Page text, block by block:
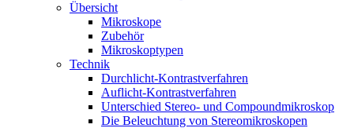
Übersicht
Mikroskope
Zubehör
Mikroskoptypen
Technik
Durchlicht-Kontrastverfahren
Auflicht-Kontrastverfahren
Unterschied Stereo- und Compoundmikroskop
Die Beleuchtung von Stereomikroskopen